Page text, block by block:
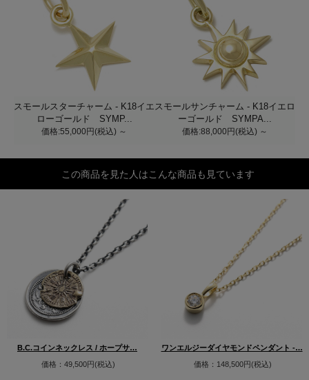
スモールスターチャーム - K18イエ
ローゴールド SYMP...
価格:55,000円(税込) ～
スモールサンチャーム - K18イエロ
ーゴールド SYMPA...
価格:88,000円(税込) ～
この商品を見た人はこんな商品も見ています
B.C.コインネックレス / ホープサ…
価格：49,500円(税込)
ワンエルジーダイヤモンドペンダント -…
価格：148,500円(税込)